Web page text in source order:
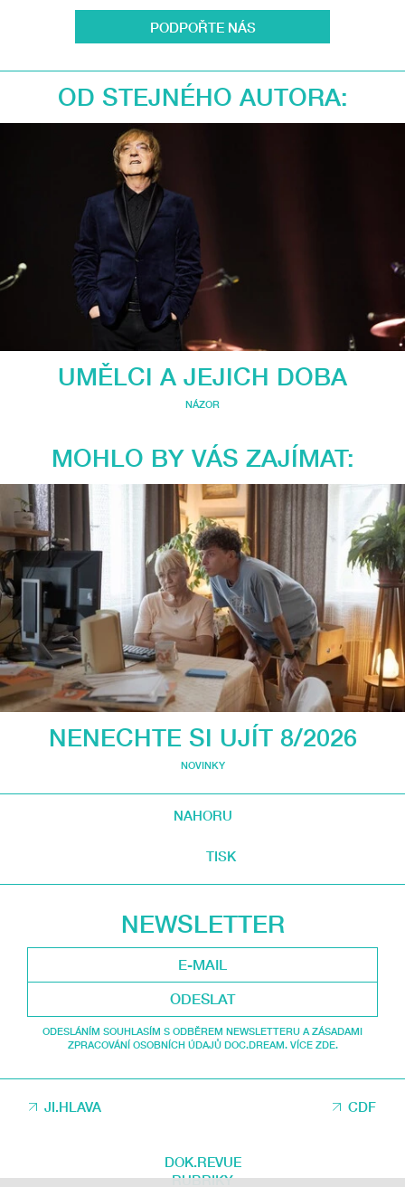
PODPOŘTE NÁS
OD STEJNÉHO AUTORA:
UMĚLCI A JEJICH DOBA
NÁZOR
MOHLO BY VÁS ZAJÍMAT:
NENECHTE SI UJÍT 8/2026
NOVINKY
NAHORU
TISK
NEWSLETTER
ODESLAT
ODESLÁNÍM SOUHLASÍM S ODBĚREM NEWSLETTERU A ZÁSADAMI
ZPRACOVÁNÍ OSOBNÍCH ÚDAJŮ DOC.DREAM. VÍCE ZDE.
JI.HLAVA CDF
DOK.REVUE
RUBRIKY